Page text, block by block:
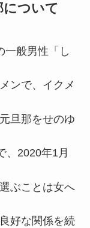
について
一般男性「し
ンで、イクメ
旦那をせのゆ
、2020年1月
ぶことは女へ
好な関係を続